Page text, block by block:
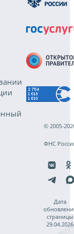
© 2005-
ФНС
Дата
страницы
29.04.2026